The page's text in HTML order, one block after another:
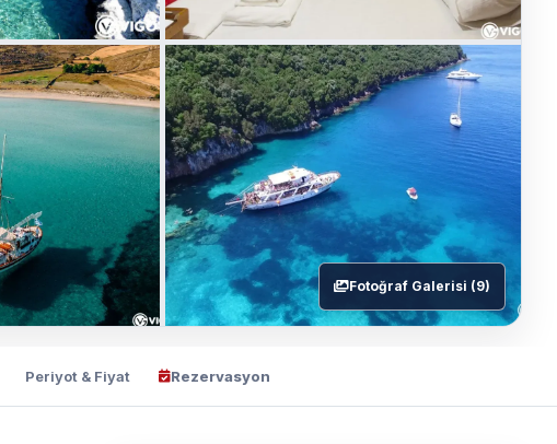
Fotoğraf Galerisi (9)
Periyot & Fiyat Rezervasyon